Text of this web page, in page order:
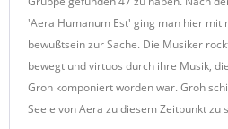
'Aera Humanum Est' ging man hier mit
bewußtsein zur Sache. Die Musiker
bewegt und virtuos durch ihre Musik,
Groh komponiert worden war. Groh
Seele von Aera zu diesem Zeitpunkt zu